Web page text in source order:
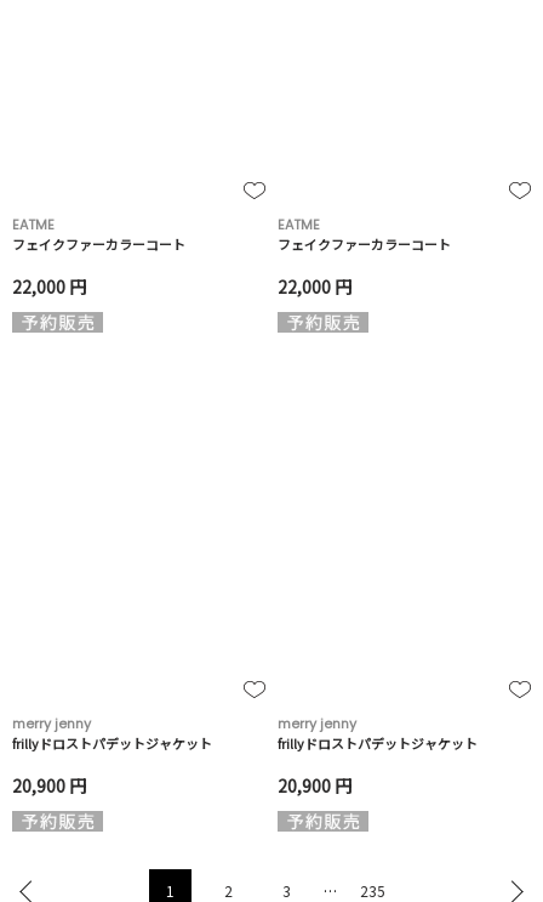
EATME
フェイクファーカラーコート
22,000 円
EATME
フェイクファーカラーコート
22,000 円
merry jenny
frillyドロストパデットジャケット
20,900 円
merry jenny
frillyドロストパデットジャケット
20,900 円
1 2 3 … 235